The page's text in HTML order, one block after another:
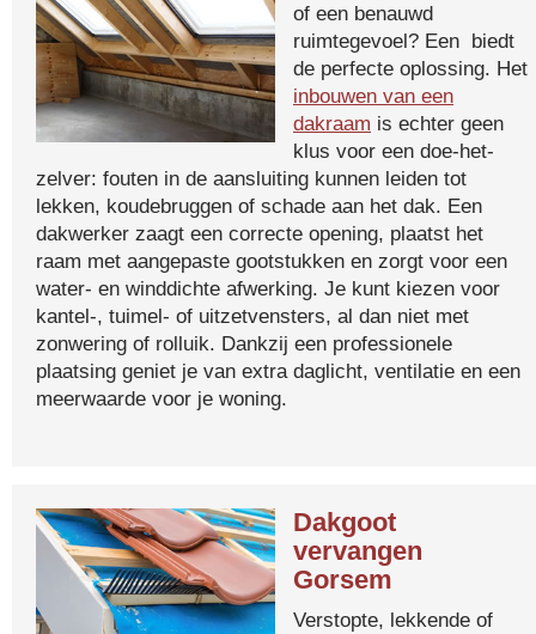
of een benauwd
ruimtegevoel? Een biedt
de perfecte oplossing. Het
inbouwen van een
dakraam is echter geen
klus voor een doe-het-
zelver: fouten in de aansluiting kunnen leiden tot
lekken, koudebruggen of schade aan het dak. Een
dakwerker zaagt een correcte opening, plaatst het
raam met aangepaste gootstukken en zorgt voor een
water- en winddichte afwerking. Je kunt kiezen voor
kantel-, tuimel- of uitzetvensters, al dan niet met
zonwering of rolluik. Dankzij een professionele
plaatsing geniet je van extra daglicht, ventilatie en een
meerwaarde voor je woning.
Dakgoot
vervangen
Gorsem
Verstopte, lekkende of